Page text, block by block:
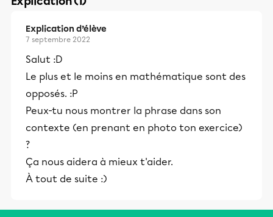
Explication d’élève
7 septembre 2022
Salut :D
Le plus et le moins en mathématique sont des
opposés. :P
Peux-tu nous montrer la phrase dans son
contexte (en prenant en photo ton exercice)
?
Ça nous aidera à mieux t'aider.
À tout de suite :)